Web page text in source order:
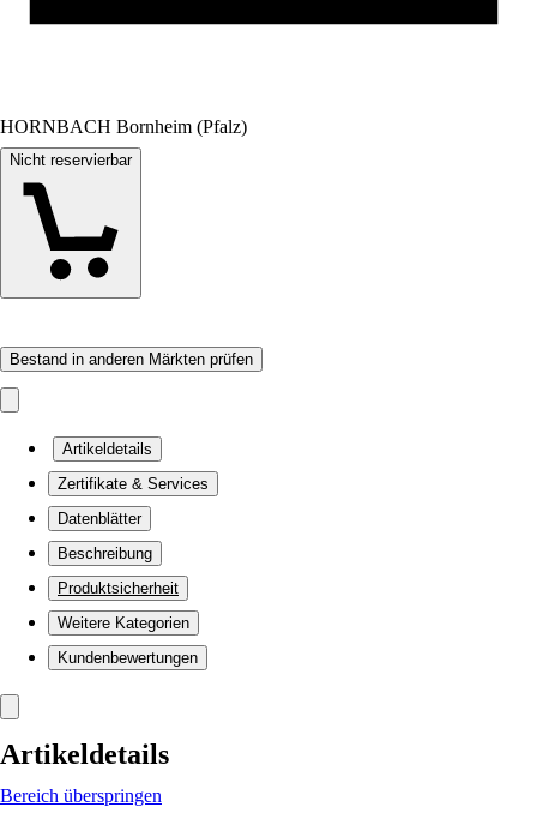
HORNBACH Bornheim (Pfalz)
Nicht reservierbar
Bestand in anderen Märkten prüfen
Artikeldetails
Zertifikate & Services
Datenblätter
Beschreibung
Produktsicherheit
Weitere Kategorien
Kundenbewertungen
Artikeldetails
Bereich überspringen